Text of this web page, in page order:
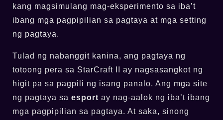
kang magsimulang mag-eksperimento sa iba’t
ibang mga pagpipilian sa pagtaya at mga setting
ng pagtaya.
Tulad ng nabanggit kanina, ang pagtaya ng
totoong pera sa StarCraft II ay nagsasangkot ng
higit pa sa pagpili ng isang panalo. Ang mga site
ng pagtaya sa esport ay nag-aalok ng iba’t ibang
mga pagpipilian sa pagtaya. At saka, sinong